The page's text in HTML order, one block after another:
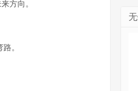
方向。
。